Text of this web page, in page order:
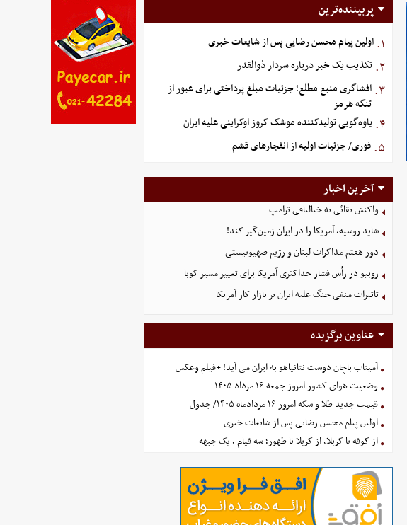
پربیننده‌ترین
۱. اولین پیام محسن رضایی پس از شایعات خبری
۲. تکذیب یک خبر درباره سردار ذوالقدر
۳. افشاگری منبع مطلع؛ جزئیات مبلغ پرداختی برای عبور از
تنگه هرمز
۴. یاوه‌گویی تولیدکننده موشک کروز اوکراینی علیه ایران
۵. فوری/ جزئیات اولیه از انفجارهای قشم
آخرین اخبار
واکنش بقائی به خیالبافی ترامپ
شاید روسیه، آمریکا را در ایران زمین‌گیر کند!
دور هفتم مذاکرات لبنان و رژیم صهیونیستی
روبیو در رأس فشار حداکثری آمریکا برای تغییر مسیر کوبا
تاثیرات منفی جنگ علیه ایران بر بازار کار آمریکا
عناوین برگزیده
آمیتاب باچان دوست نتانیاهو به ایران می آید! +فیلم وعکس
وضعیت هوای کشور امروز جمعه ۱۶ مرداد ۱۴۰۵
قیمت جدید طلا و سکه امروز ۱۶ مردادماه ۱۴۰۵/ جدول
اولین پیام محسن رضایی پس از شایعات خبری
از کوفه تا کربلا، از کربلا تا ظهور؛ سه قیام ، یک جبهه